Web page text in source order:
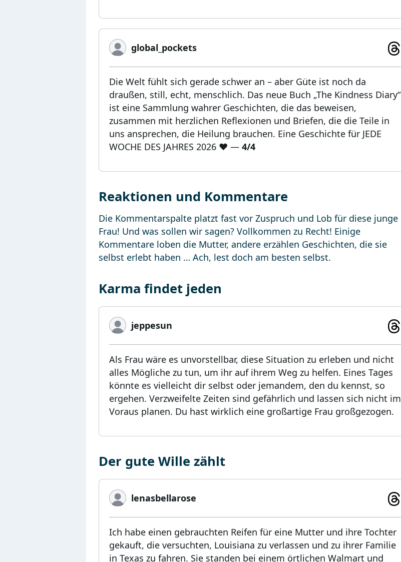
global_pockets
Die Welt fühlt sich gerade schwer an – aber Güte ist noch da
draußen, still, echt, menschlich. Das neue Buch „The Kindness Diary“
ist eine Sammlung wahrer Geschichten, die das beweisen,
zusammen mit herzlichen Reflexionen und Briefen, die die Teile in
uns ansprechen, die Heilung brauchen. Eine Geschichte für JEDE
WOCHE DES JAHRES 2026 ❤️ — 4/4
Reaktionen und Kommentare
Die Kommentarspalte platzt fast vor Zuspruch und Lob für diese junge
Frau! Und was sollen wir sagen? Vollkommen zu Recht! Einige
Kommentare loben die Mutter, andere erzählen Geschichten, die sie
selbst erlebt haben … Ach, lest doch am besten selbst.
Karma findet jeden
jeppesun
Als Frau wäre es unvorstellbar, diese Situation zu erleben und nicht
alles Mögliche zu tun, um ihr auf ihrem Weg zu helfen. Eines Tages
könnte es vielleicht dir selbst oder jemandem, den du kennst, so
ergehen. Verzweifelte Zeiten sind gefährlich und lassen sich nicht im
Voraus planen. Du hast wirklich eine großartige Frau großgezogen.
Der gute Wille zählt
lenasbellarose
Ich habe einen gebrauchten Reifen für eine Mutter und ihre Tochter
gekauft, die versuchten, Louisiana zu verlassen und zu ihrer Familie
in Texas zu fahren. Sie standen bei einem örtlichen Walmart und